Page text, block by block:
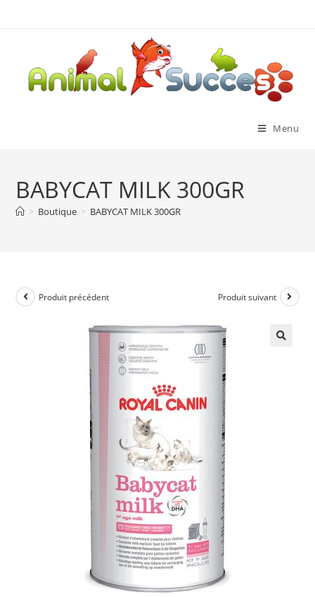
Menu
BABYCAT MILK 300GR
> Boutique > BABYCAT MILK 300GR
Produit précédent Produit suivant